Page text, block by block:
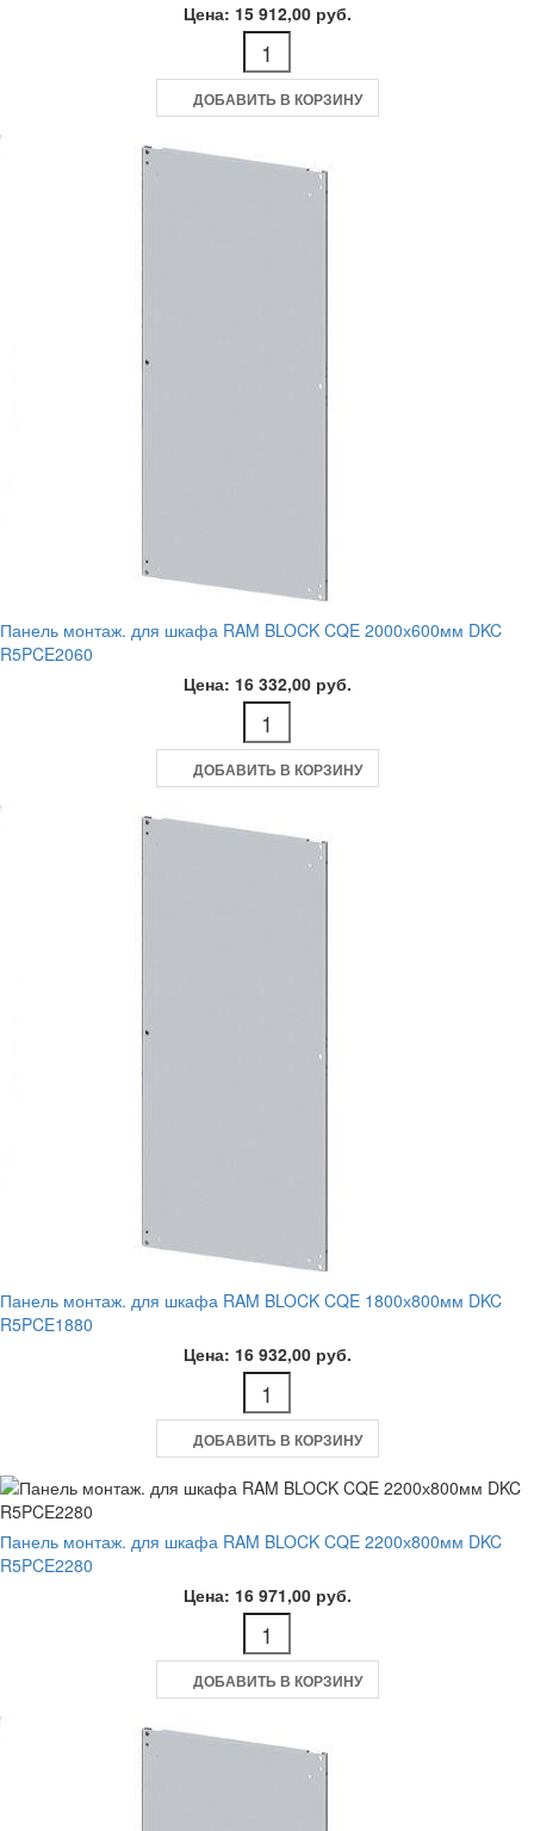
Цена: 15 912,00 руб.
ДОБАВИТЬ В КОРЗИНУ
Панель монтаж. для шкафа RAM BLOCK CQE 2000х600мм DKC
R5PCE2060
Цена: 16 332,00 руб.
ДОБАВИТЬ В КОРЗИНУ
Панель монтаж. для шкафа RAM BLOCK CQE 1800х800мм DKC
R5PCE1880
Цена: 16 932,00 руб.
ДОБАВИТЬ В КОРЗИНУ
Панель монтаж. для шкафа RAM BLOCK CQE 2200х800мм DKC
R5PCE2280
Цена: 16 971,00 руб.
ДОБАВИТЬ В КОРЗИНУ